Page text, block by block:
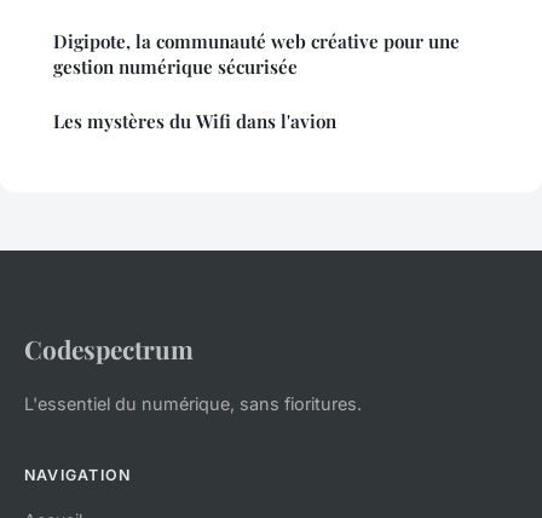
Digipote, la communauté web créative pour une
gestion numérique sécurisée
Les mystères du Wifi dans l'avion
Codespectrum
L'essentiel du numérique, sans fioritures.
NAVIGATION